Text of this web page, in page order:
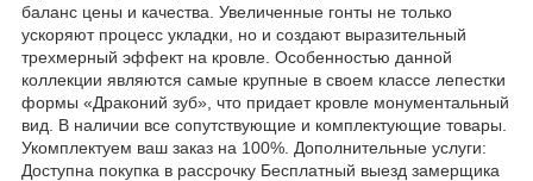
баланс цены и качества. Увеличенные гонты не только
ускоряют процесс укладки, но и создают выразительный
трехмерный эффект на кровле. Особенностью данной
коллекции являются самые крупные в своем классе лепестки
формы «Драконий зуб», что придает кровле монументальный
вид. В наличии все сопутствующие и комплектующие товары.
Укомплектуем ваш заказ на 100%. Дополнительные услуги:
Доступна покупка в рассрочку Бесплатный выезд замерщика